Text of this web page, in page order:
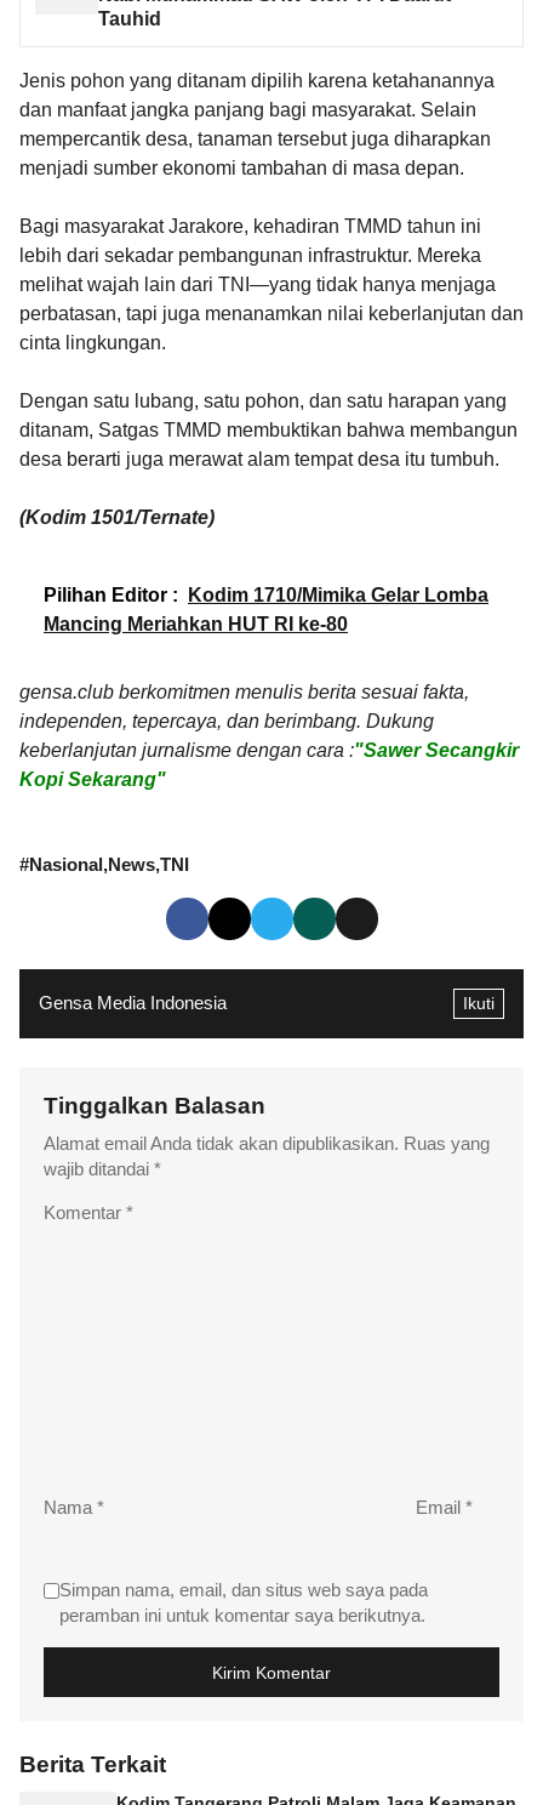
Tauhid
Jenis pohon yang ditanam dipilih karena ketahanannya
dan manfaat jangka panjang bagi masyarakat. Selain
mempercantik desa, tanaman tersebut juga diharapkan
menjadi sumber ekonomi tambahan di masa depan.
Bagi masyarakat Jarakore, kehadiran TMMD tahun ini
lebih dari sekadar pembangunan infrastruktur. Mereka
melihat wajah lain dari TNI—yang tidak hanya menjaga
perbatasan, tapi juga menanamkan nilai keberlanjutan dan
cinta lingkungan.
Dengan satu lubang, satu pohon, dan satu harapan yang
ditanam, Satgas TMMD membuktikan bahwa membangun
desa berarti juga merawat alam tempat desa itu tumbuh.
(Kodim 1501/Ternate)
Pilihan Editor :
Kodim 1710/Mimika Gelar Lomba
Mancing Meriahkan HUT RI ke-80
gensa.club berkomitmen menulis berita sesuai fakta,
independen, tepercaya, dan berimbang. Dukung
keberlanjutan jurnalisme dengan cara :"Sawer Secangkir
Kopi Sekarang"
#Nasional News TNI
Gensa Media Indonesia Ikuti
Tinggalkan Balasan
Alamat email Anda tidak akan dipublikasikan. Ruas yang
wajib ditandai *
Komentar *
Nama * Email *
Simpan nama, email, dan situs web saya pada
peramban ini untuk komentar saya berikutnya.
Berita Terkait